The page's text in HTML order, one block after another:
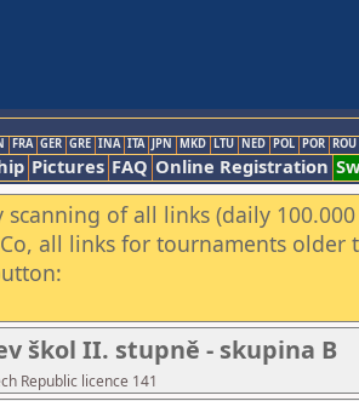
FRA GER GRE INA ITA JPN MKD LTU NED POL POR ROU
Pictures FAQ Online Registration
of all links (daily
all links for tournaments older
škol II. stupně - skupina B
Republic licence 141